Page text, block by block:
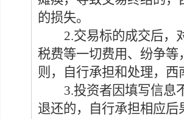
的损失。
2.交易标的成交后，
税费等一切费用、纷争等，
则 ，
自行承担和处理，
3.投资者因填写信息
退还的，自行承担相应后